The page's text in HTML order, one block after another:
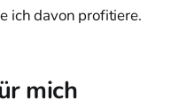
ich davon profitiere.
mich